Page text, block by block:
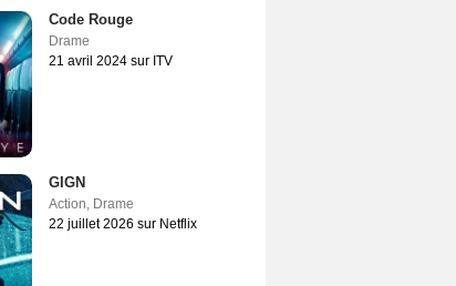
Code Rouge
Drame
21 avril 2024 sur ITV
GIGN
Action, Drame
22 juillet 2026 sur Netflix